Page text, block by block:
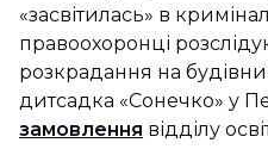
«засвітилась» в
правоохоронці
розкрадання на
дитсадка «Сонечко» у
замовлення відділу